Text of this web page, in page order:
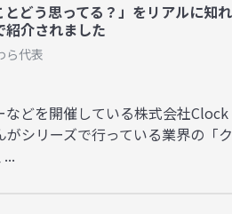
とどう思ってる？」をリアルに知れ
介されました
ら代表
どを開催している株式会社Clock
リーズで行っている業界の「